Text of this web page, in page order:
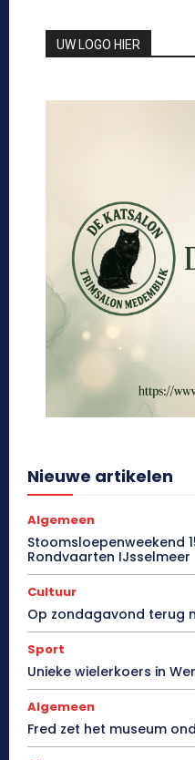
UW LOGO HIER
Nieuwe artikelen
Algemeen
Stoomsloepenweekend
Rondvaarten IJsselmeer
Cultuur
Op zondagavond terug
Sport
Unieke wielerkoers in
Algemeen
Fred zet het museum